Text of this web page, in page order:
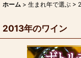
ホーム > 生まれ年で選ぶ >
2013年のワイン